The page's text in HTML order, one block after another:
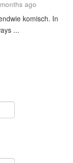
ago
komisch. In
...